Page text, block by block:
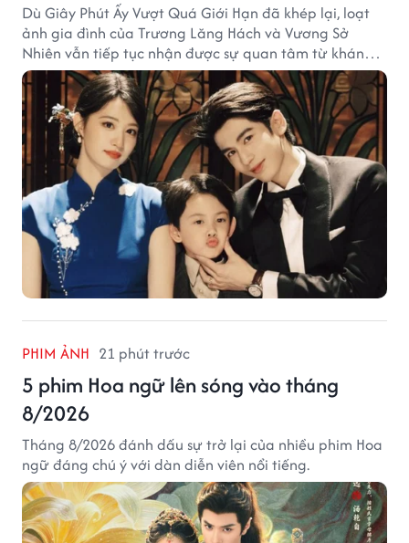
Dù Giây Phút Ấy Vượt Quá Giới Hạn đã khép lại, loạt
ảnh gia đình của Trương Lăng Hách và Vương Sở
Nhiên vẫn tiếp tục nhận được sự quan tâm từ khán
giả.
PHIM ẢNH 21 phút trước
5 phim Hoa ngữ lên sóng vào tháng
8/2026
Tháng 8/2026 đánh dấu sự trở lại của nhiều phim Hoa
ngữ đáng chú ý với dàn diễn viên nổi tiếng.